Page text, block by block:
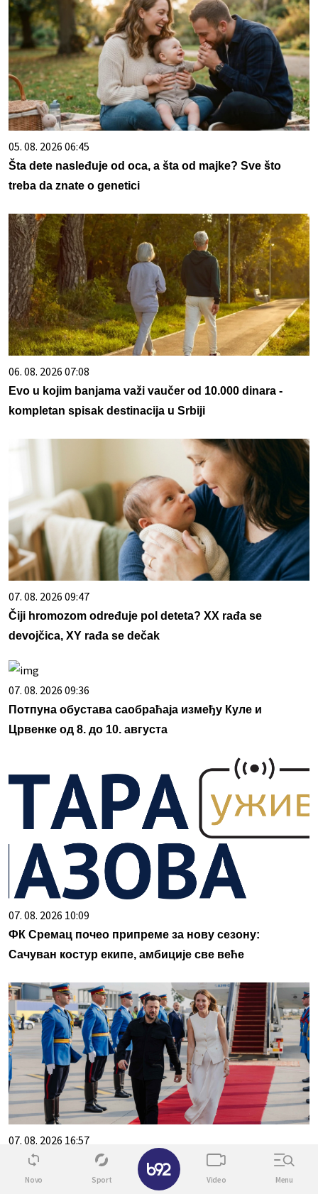
05. 08. 2026 06:45
Šta dete nasleđuje od oca, a šta od majke? Sve što
treba da znate o genetici
06. 08. 2026 07:08
Evo u kojim banjama važi vaučer od 10.000 dinara -
kompletan spisak destinacija u Srbiji
07. 08. 2026 09:47
Čiji hromozom određuje pol deteta? XX rađa se
devojčica, XY rađa se dečak
07. 08. 2026 09:36
Потпуна обустава саобраћаја између Куле и
Црвенке од 8. до 10. августа
07. 08. 2026 10:09
ФК Сремац почео припреме за нову сезону:
Сачуван костур екипе, амбиције све веће
07. 08. 2026 16:57
Зеленски стигао у Србију, дочекала га Дубравка
Ђедовић Хандановић
Novo Sport Video Menu
✕